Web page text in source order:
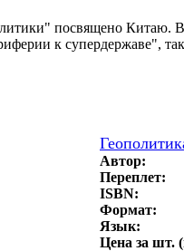
посвящено
к супердержаве",
Автор:
Переплет:
ISBN:
Формат:
Язык:
Цена за шт.